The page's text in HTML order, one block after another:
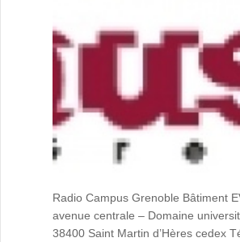
Radio Campus Grenoble Bâtiment
avenue centrale – Domaine
38400 Saint Martin d’Hères cedex